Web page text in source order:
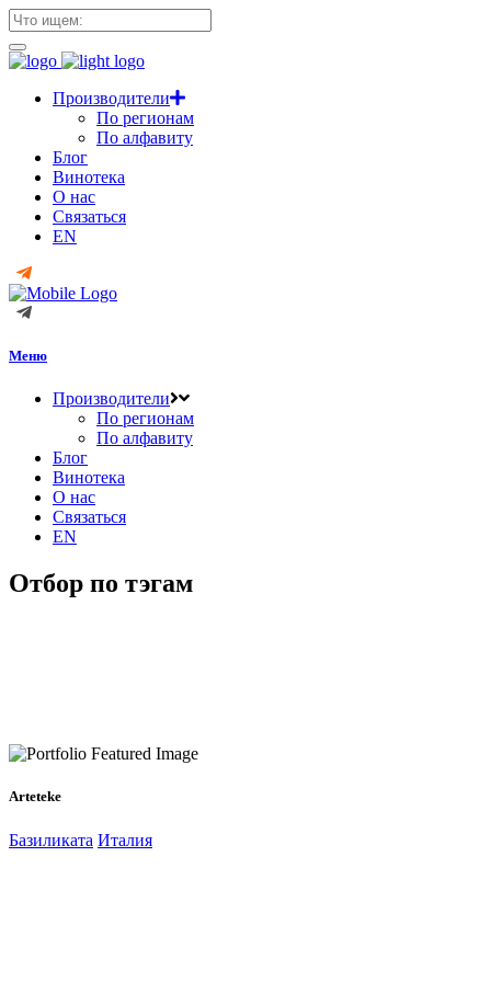
Производители
По регионам
По алфавиту
Блог
Винотека
О нас
Связаться
EN
Меню
Производители
По регионам
По алфавиту
Блог
Винотека
О нас
Связаться
EN
Отбор по тэгам
Arteteke
Базиликата Италия